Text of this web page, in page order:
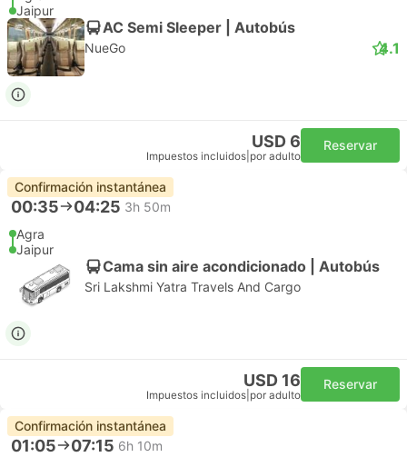
Jaipur
AC Semi Sleeper | Autobús
NueGo 4.1
USD 6
Impuestos incluidos por adulto
Reservar
Confirmación instantánea
00:35 04:25 3h 50m
Agra
Jaipur
Cama sin aire acondicionado | Autobús
Sri Lakshmi Yatra Travels And Cargo
USD 16
Impuestos incluidos por adulto
Reservar
Confirmación instantánea
01:05 07:15 6h 10m